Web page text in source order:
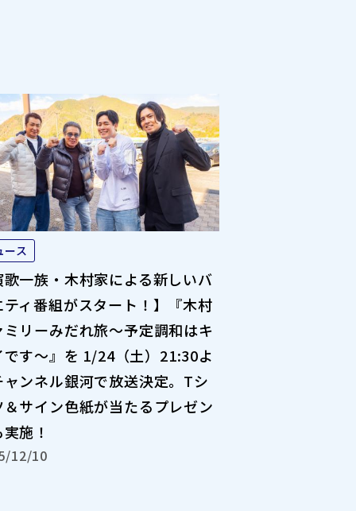
ース
歌一族・木村家による新しいバ
ティ番組がスタート！】『木村
ミリーみだれ旅～予定調和はキ
です～』を 1/24（土）21:30よ
ャンネル銀河で放送決定。Tシ
＆サイン色紙が当たるプレゼン
実施！
12/10